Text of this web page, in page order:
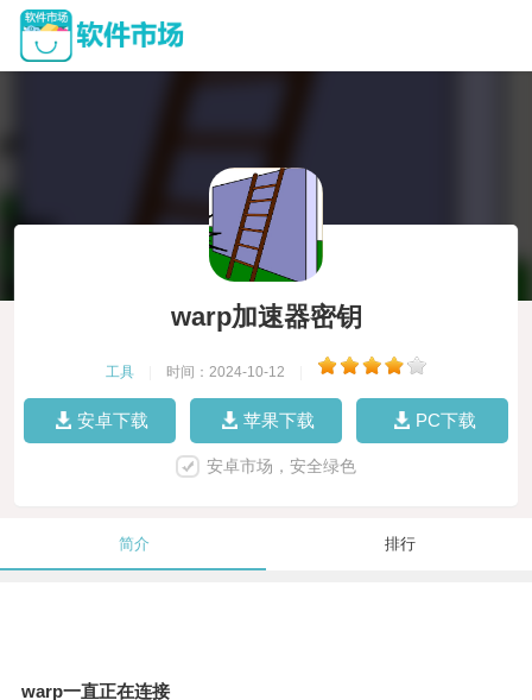
warp加速器密钥
工具 时间：2024-10-12
安卓下载 苹果下载 PC下载
安卓市场，安全绿色
简介 排行
warp一直正在连接